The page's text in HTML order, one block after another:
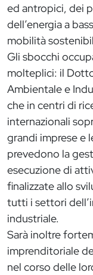
ed antropici, dei
dell’energia a
mobilità
Gli sbocchi
molteplici: il
Ambientale e
che in centri di
internazionali
grandi imprese e
prevedono la
esecuzione di
finalizzate allo
tutti i settori
industriale.
Sarà inoltre
imprenditoriale
nel corso delle